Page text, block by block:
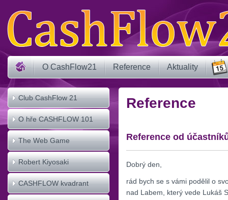
O CashFlow21 Reference Aktuality
Reference
Reference od
Dobrý den,
rád bych se s vámi podělil o
nad Labem, který vede Lukáš
Club CashFlow 21
O hře CASHFLOW 101
The Web Game
CASHFLOW
Robert Kiyosaki
CASHFLOW kvadrant